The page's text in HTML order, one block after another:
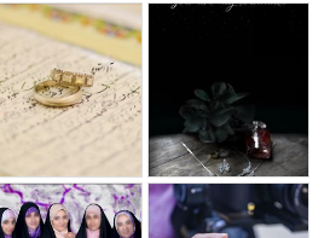
آتلیه عروس و داماد آتلیه اسپرت رشت
آتلیه عکاسی رشت
استودیو مذهبی آلاء
رشت